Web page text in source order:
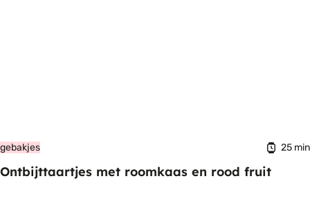
gebakjes 25 min
Ontbijttaartjes met roomkaas en rood fruit